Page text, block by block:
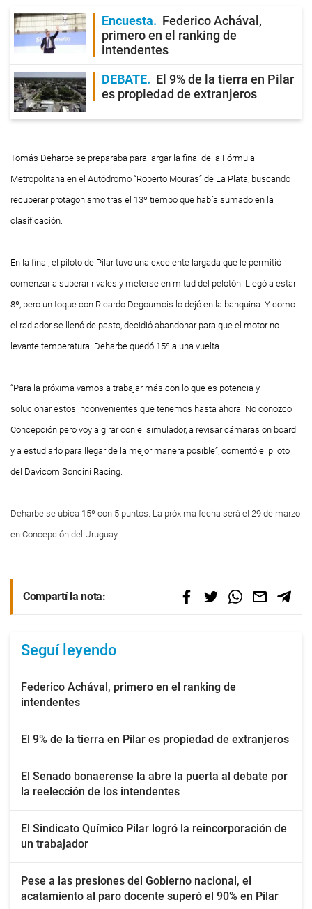
Encuesta
Federico Achával,
primero en el ranking de
intendentes
DEBATE
El 9% de la tierra en Pilar
es propiedad de extranjeros
Tomás Deharbe se preparaba para largar la final de la Fórmula
Metropolitana en el Autódromo “Roberto Mouras” de La Plata, buscando
recuperar protagonismo tras el 13º tiempo que había sumado en la
clasificación.
En la final, el piloto de Pilar tuvo una excelente largada que le permitió
comenzar a superar rivales y meterse en mitad del pelotón. Llegó a estar
8º, pero un toque con Ricardo Degoumois lo dejó en la banquina. Y como
el radiador se llenó de pasto, decidió abandonar para que el motor no
levante temperatura. Deharbe quedó 15º a una vuelta.
“Para la próxima vamos a trabajar más con lo que es potencia y
solucionar estos inconvenientes que tenemos hasta ahora. No conozco
Concepción pero voy a girar con el simulador, a revisar cámaras on board
y a estudiarlo para llegar de la mejor manera posible”, comentó el piloto
del Davicom Soncini Racing.
Deharbe se ubica 15º con 5 puntos. La próxima fecha será el 29 de marzo
en Concepción del Uruguay.
Compartí la nota:
Seguí leyendo
Federico Achával, primero en el ranking de
intendentes
El 9% de la tierra en Pilar es propiedad de extranjeros
El Senado bonaerense la abre la puerta al debate por
la reelección de los intendentes
El Sindicato Químico Pilar logró la reincorporación de
un trabajador
Pese a las presiones del Gobierno nacional, el
acatamiento al paro docente superó el 90% en Pilar